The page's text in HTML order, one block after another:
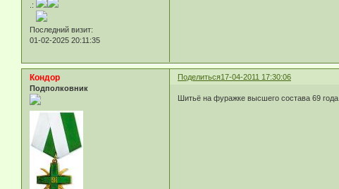
.:
Последний визит:
01-02-2025 20:11:35
Поделиться17-04-2011 17:30:06
Кондор
Подполковник
Шитьё на фуражке высшего состава 69 года.